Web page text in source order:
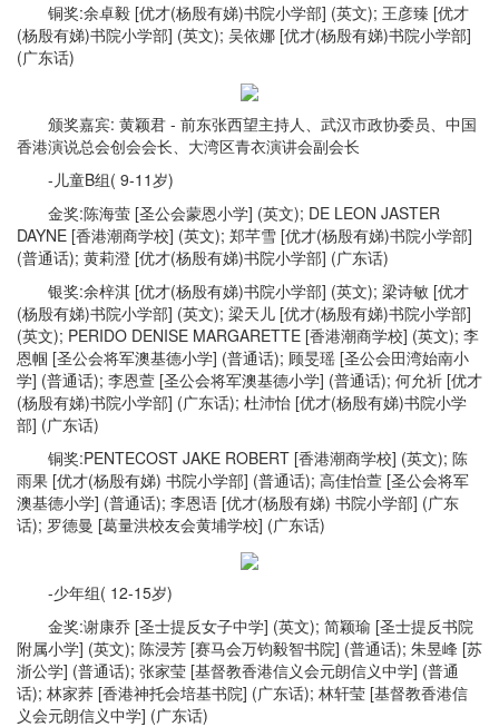
铜奖:余卓毅 [优才(杨殷有娣)书院小学部] (英文); 王彦臻 [优才
(杨殷有娣)书院小学部] (英文); 吴依娜 [优才(杨殷有娣)书院小学部]
(广东话)
颁奖嘉宾: 黄颖君 - 前东张西望主持人、武汉市政协委员、中国
香港演说总会创会会长、大湾区青衣演讲会副会长
-儿童B组( 9-11岁)
金奖:陈海萤 [圣公会蒙恩小学] (英文); DE LEON JASTER
DAYNE [香港潮商学校] (英文); 郑芊雪 [优才(杨殷有娣)书院小学部]
(普通话); 黄莉澄 [优才(杨殷有娣)书院小学部] (广东话)
银奖:余梓淇 [优才(杨殷有娣)书院小学部] (英文); 梁诗敏 [优才
(杨殷有娣)书院小学部] (英文); 梁天儿 [优才(杨殷有娣)书院小学部]
(英文); PERIDO DENISE MARGARETTE [香港潮商学校] (英文); 李
恩帼 [圣公会将军澳基德小学] (普通话); 顾旻瑶 [圣公会田湾始南小
学] (普通话); 李恩萱 [圣公会将军澳基德小学] (普通话); 何允祈 [优才
(杨殷有娣)书院小学部] (广东话); 杜沛怡 [优才(杨殷有娣)书院小学
部] (广东话)
铜奖:PENTECOST JAKE ROBERT [香港潮商学校] (英文); 陈
雨果 [优才(杨殷有娣) 书院小学部] (普通话); 高佳怡萱 [圣公会将军
澳基德小学] (普通话); 李恩语 [优才(杨殷有娣) 书院小学部] (广东
话); 罗德曼 [葛量洪校友会黄埔学校] (广东话)
-少年组( 12-15岁)
金奖:谢康乔 [圣士提反女子中学] (英文); 简颖瑜 [圣士提反书院
附属小学] (英文); 陈浸芳 [赛马会万钧毅智书院] (普通话); 朱昱峰 [苏
浙公学] (普通话); 张家莹 [基督教香港信义会元朗信义中学] (普通
话); 林家荞 [香港神托会培基书院] (广东话); 林轩莹 [基督教香港信
义会元朗信义中学] (广东话)